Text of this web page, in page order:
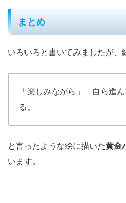
まとめ
いろいろと書いてみましたが、
「楽しみながら」「自ら進
る。
と言ったような絵に描いた黄金
います。